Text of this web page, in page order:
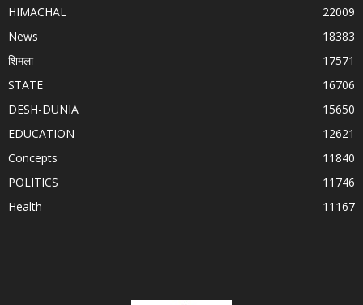
HIMACHAL
22009
News
18383
शिमला
17571
STATE
16706
DESH-DUNIA
15650
EDUCATION
12621
Concepts
11840
POLITICS
11746
Health
11167